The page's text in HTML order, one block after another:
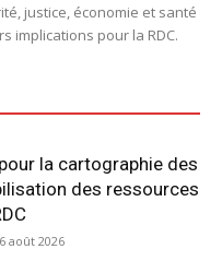
justice, économie et santé
implications pour la RDC.
la cartographie des
des ressources
6 août 2026